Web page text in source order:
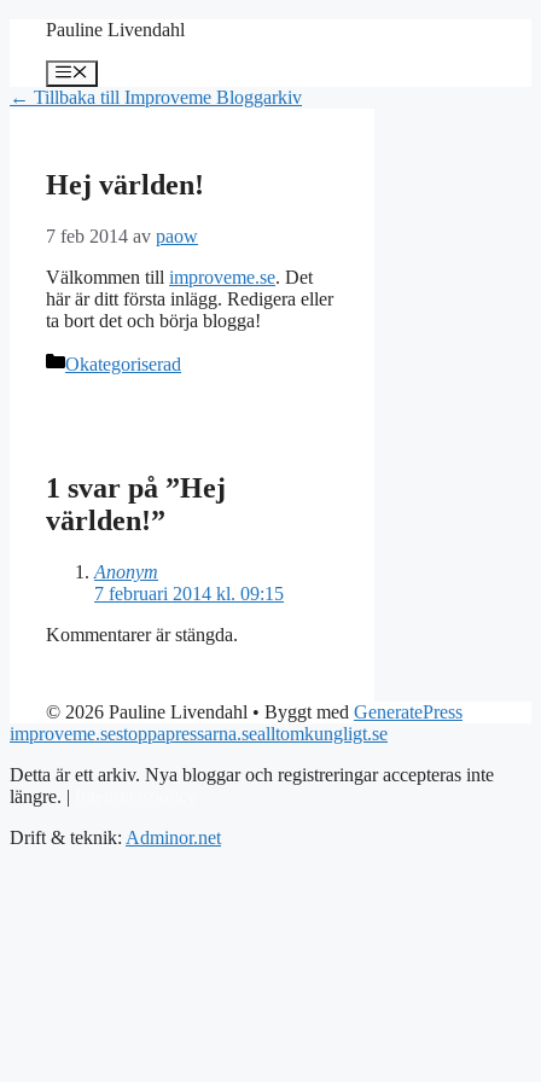
Hoppa
innehåll
Pauline Livendahl
Meny
← Tillbaka till Improveme Bloggarkiv
Hej världen!
7 feb 2014 av paow
Välkommen till improveme.se. Det
här är ditt första inlägg. Redigera eller
ta bort det och börja blogga!
Kategorier
Okategoriserad
1 svar på ”Hej
världen!”
Anonym
7 februari 2014 kl. 09:15
Kommentarer är stängda.
© 2026 Pauline Livendahl • Byggt med GeneratePress
improveme.sestoppapressarna.sealltomkungligt.se
Detta är ett arkiv. Nya bloggar och registreringar accepteras inte
längre. |
Drift & teknik: Adminor.net